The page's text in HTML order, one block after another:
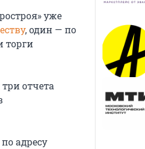
уже
, один — по
торги
отчета
адресу